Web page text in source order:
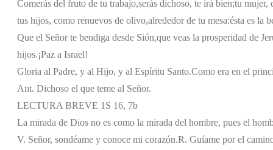
Comerás del fruto de tu trabajo,serás dichoso, te irá bien;tu mujer,
tus hijos, como renuevos de olivo,alrededor de tu mesa:ésta es la
Que el Señor te bendiga desde Sión,que veas la prosperidad de
hijos.¡Paz a Israel!
Gloria al Padre, y al Hijo, y al Espíritu Santo.Como era en el
Ant. Dichoso el que teme al Señor.
LECTURA BREVE 1S 16, 7b
La mirada de Dios no es como la mirada del hombre, pues el
V. Señor, sondéame y conoce mi corazón.R. Guíame por el